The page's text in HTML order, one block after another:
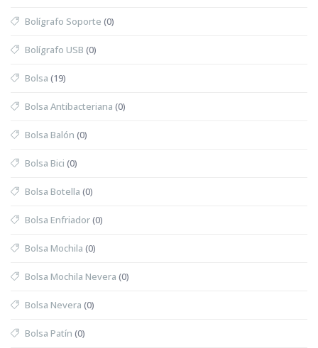
Bolígrafo Soporte (0)
Bolígrafo USB (0)
Bolsa (19)
Bolsa Antibacteriana (0)
Bolsa Balón (0)
Bolsa Bici (0)
Bolsa Botella (0)
Bolsa Enfriador(0)
Bolsa Mochila (0)
Bolsa Mochila Nevera (0)
Bolsa Nevera (0)
Bolsa Patín (0)